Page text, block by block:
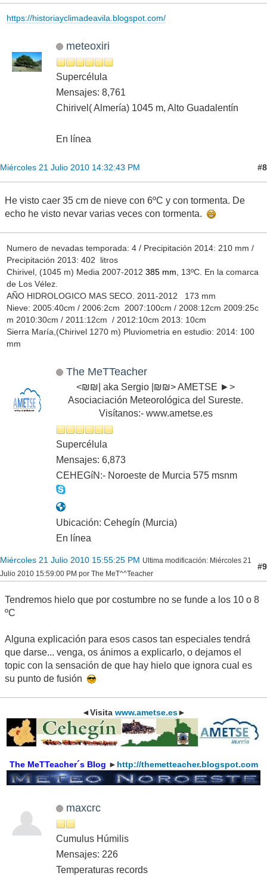
https://historiayclimadeavila.blogspot.com/
meteoxiri
Supercélula
Mensajes: 8,761
Chirivel( Almería) 1045 m, Alto Guadalentín
En línea
Miércoles 21 Julio 2010 14:32:43 PM #8
He visto caer 35 cm de nieve con 6ºC y con tormenta. De
echo he visto nevar varias veces con tormenta.
Numero de nevadas temporada: 4 / Precipitación 2014: 210 mm /
Precipitación 2013: 402 litros
Chirivel, (1045 m) Media 2007-2012 385 mm , 13ºC. En la comarca
de Los Vélez.
AÑO HIDROLOGICO MAS SECO. 2011-2012 173 mm
Nieve: 2005:40cm / 2006:2cm 2007:100cm / 2008:12cm 2009:25c
m 2010:30cm / 2011:12cm / 2012:10cm 2013: 10cm
Sierra María,(Chirivel 1270 m) Pluviometria en estudio: 2014: 100
mm
The MeTTeacher
<₪₪| aka Sergio |₪₪> AMETSE ►>
Asociaciación Meteorológica del Sureste.
Visítanos:- www.ametse.es
Supercélula
Mensajes: 6,873
CEHEGíN:- Noroeste de Murcia 575 msnm
Ubicación: Cehegín (Murcia)
En línea
Miércoles 21 Julio 2010 15:55:25 PM Ultima modificación: Miércoles 21
Julio 2010 15:59:00 PM por The MeT^^Teacher
#9
Tendremos hielo que por costumbre no se funde a los 10 o 8
ºC
Alguna explicación para esos casos tan especiales tendrá
que darse... venga, os ánimos a explicarlo, o dejamos el
topic con la sensación de que hay hielo que ignora cual es
su punto de fusión
◄Visita www.ametse.es►
The MeTTeacher´s Blog ► http://themetteacher.blogspot.com
maxcrc
Cumulus Húmilis
Mensajes: 226
Temperaturas records